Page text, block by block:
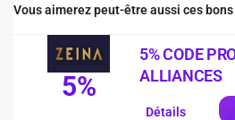
Vous aimerez peut-être aussi ces bons
5%
5% CODE
ALLIANCES
Détails